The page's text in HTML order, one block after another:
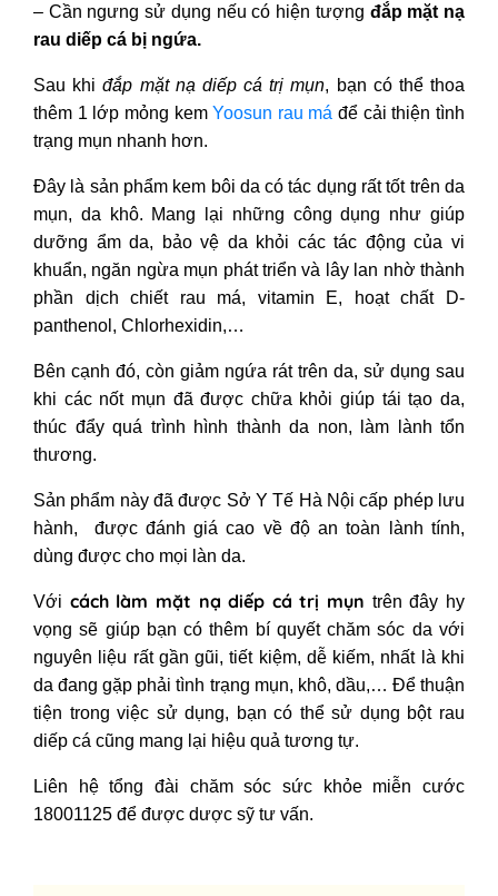
– Cần ngưng sử dụng nếu có hiện tượng đắp mặt nạ
rau diếp cá bị ngứa.
Sau khiđắp mặt nạ diếp cá trị mụn, bạn có thể thoa
thêm 1 lớp mỏng kemYoosun rau má để cải thiện tình
trạng mụn nhanh hơn.
Đây là sản phẩm kem bôi da có tác dụng rất tốt trên da
mụn, da khô. Mang lại những công dụng như giúp
dưỡng ẩm da, bảo vệ da khỏi các tác động của vi
khuẩn, ngăn ngừa mụn phát triển và lây lan nhờ thành
phần dịch chiết rau má, vitamin E, hoạt chất D-
panthenol, Chlorhexidin,…
Bên cạnh đó, còn giảm ngứa rát trên da, sử dụng sau
khi các nốt mụn đã được chữa khỏi giúp tái tạo da,
thúc đẩy quá trình hình thành da non, làm lành tổn
thương.
Sản phẩm này đã được Sở Y Tế Hà Nội cấp phép lưu
hành, được đánh giá cao về độ an toàn lành tính,
dùng được cho mọi làn da.
Với cách làm mặt nạ diếp cá trị mụn trên đây hy
vọng sẽ giúp bạn có thêm bí quyết chăm sóc da với
nguyên liệu rất gần gũi, tiết kiệm, dễ kiếm, nhất là khi
da đang gặp phải tình trạng mụn, khô, dầu,… Để thuận
tiện trong việc sử dụng, bạn có thể sử dụng bột rau
diếp cá cũng mang lại hiệu quả tương tự.
Liên hệ tổng đài chăm sóc sức khỏe miễn cước
18001125 để được dược sỹ tư vấn.